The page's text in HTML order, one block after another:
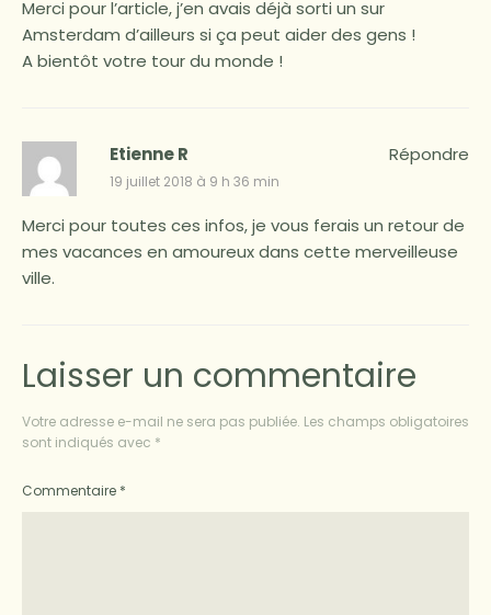
Merci pour l’article, j’en avais déjà sorti un sur
Amsterdam d’ailleurs si ça peut aider des gens !
A bientôt votre tour du monde !
Etienne R
19 juillet 2018 à 9 h 36 min
Merci pour toutes ces infos, je vous ferais un retour de
mes vacances en amoureux dans cette merveilleuse
ville.
Répondre
Laisser un commentaire
Votre adresse e-mail ne sera pas publiée. Les champs obligatoires
sont indiqués avec *
Commentaire *